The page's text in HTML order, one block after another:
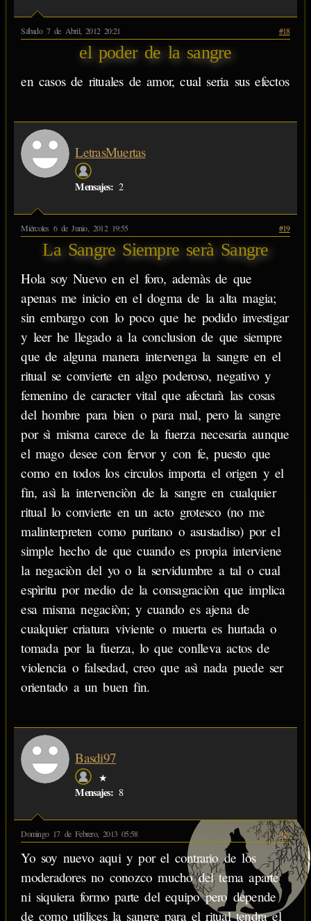
Sábado 7 de Abril, 2012 20:21 #18
el poder de la sangre
en casos de rituales de amor, cual seria sus efectos
LetrasMuertas
Mensajes: 2
Miércoles 6 de Junio, 2012 19:55 #19
La Sangre Siempre serà Sangre
Hola soy Nuevo en el foro, ademàs de que
apenas me inicio en el dogma de la alta magia;
sin embargo con lo poco que he podido investigar
y leer he llegado a la conclusion de que siempre
que de alguna manera intervenga la sangre en el
ritual se convierte en algo poderoso, negativo y
femenino de caracter vital que afectarà las cosas
del hombre para bien o para mal, pero la sangre
por sì misma carece de la fuerza necesaria aunque
el mago desee con fervor y con fe, puesto que
como en todos los circulos importa el origen y el
fin, asì la intervenciòn de la sangre en cualquier
ritual lo convierte en un acto grotesco (no me
malinterpreten como puritano o asustadiso) por el
simple hecho de que cuando es propia interviene
la negaciòn del yo o la servidumbre a tal o cual
espìritu por medio de la consagraciòn que implica
esa misma negaciòn; y cuando es ajena de
cualquier criatura viviente o muerta es hurtada o
tomada por la fuerza, lo que conlleva actos de
violencia o falsedad, creo que asì nada puede ser
orientado a un buen fin.
Basdi97
★
Mensajes: 8
Domingo 17 de Febrero, 2013 05:58 #20
Yo soy nuevo aqui y por el contrario de los
moderadores no conozco mucho del tema aparte
ni siquiera formo parte del equipo pero depende
de como utilices la sangre para el ritual tendra el